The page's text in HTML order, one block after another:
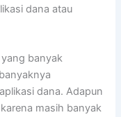
dana atau
banyak
dana. Adapun
masih banyak